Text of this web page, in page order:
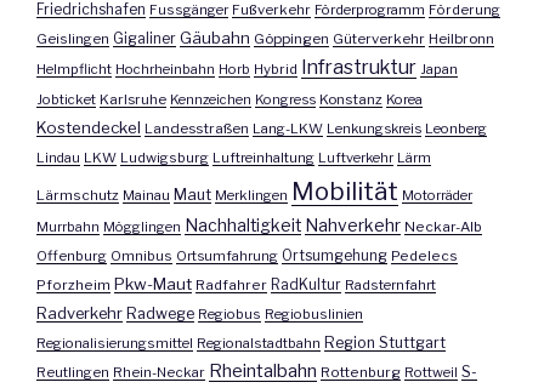
Friedrichshafen Fussgänger Fußverkehr Förderprogramm Förderung
Geislingen Gigaliner Gäubahn Göppingen Güterverkehr Heilbronn
Helmpflicht Hochrheinbahn Horb Hybrid Infrastruktur Japan
Jobticket Karlsruhe Kennzeichen Kongress Konstanz Korea
Kostendeckel Landesstraßen Lang-LKW Lenkungskreis Leonberg
Lindau LKW Ludwigsburg Luftreinhaltung Luftverkehr Lärm
Lärmschutz Mainau Maut Merklingen Mobilität Motorräder
Murrbahn Mögglingen Nachhaltigkeit Nahverkehr Neckar-Alb
Offenburg Omnibus Ortsumfahrung Ortsumgehung Pedelecs
Pforzheim Pkw-Maut Radfahrer RadKultur Radsternfahrt
Radverkehr Radwege Regiobus Regiobuslinien
Regionalisierungsmittel Regionalstadtbahn Region Stuttgart
Reutlingen Rhein-Neckar Rheintalbahn Rottenburg Rottweil S-